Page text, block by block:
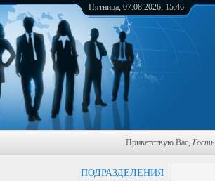
Пятница, 07.08.2026, 15:46
Приветствую Вас, Гость
ПОДРАЗДЕЛЕНИЯ